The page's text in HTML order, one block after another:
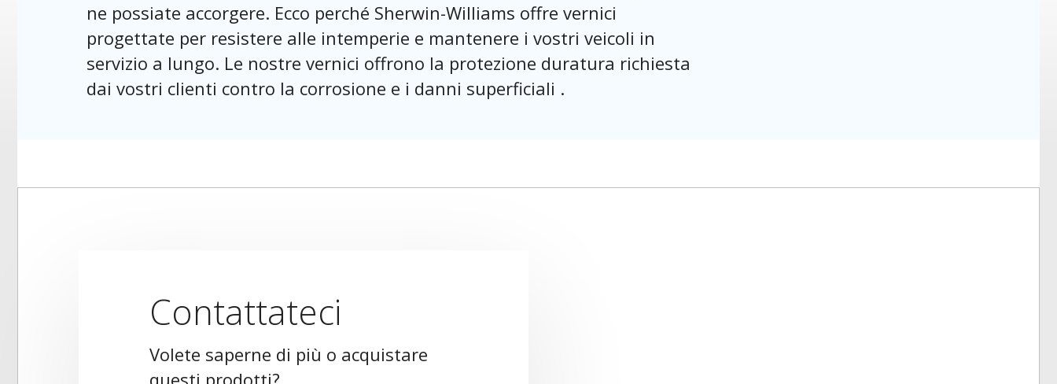
ne possiate accorgere. Ecco perché Sherwin-Williams offre vernici
progettate per resistere alle intemperie e mantenere i vostri veicoli in
servizio a lungo. Le nostre vernici offrono la protezione duratura richiesta
dai vostri clienti contro la corrosione e i danni superficiali .
Contattateci
Volete saperne di più o acquistare
questi prodotti?